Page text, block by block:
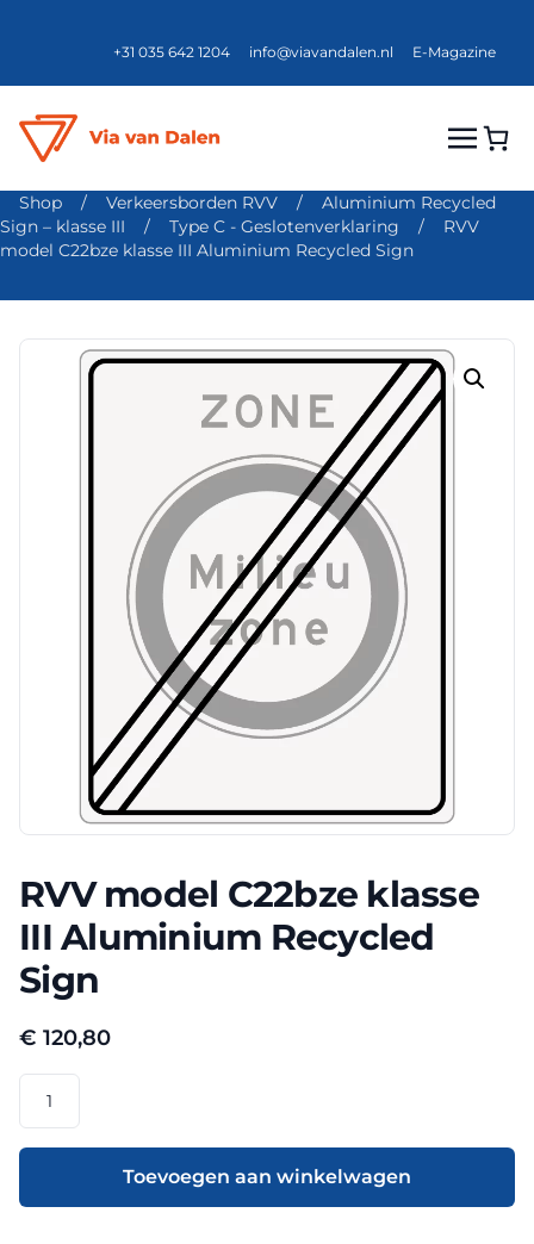
+31 035 642 1204 info@viavandalen.nl E-Magazine
Shop / Verkeersborden RVV /
Aluminium Recycled
Sign – klasse III
/ Type C - Geslotenverklaring /
RVV
model C22bze klasse III Aluminium Recycled Sign
RVV model C22bze klasse
III Aluminium Recycled
Sign
€ 120,80
model
C22bze
III
Toevoegen aan winkelwagen